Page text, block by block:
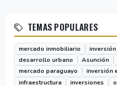
TEMAS POPULARES
mercado inmobiliario
desarrollo urbano
Asunción
mercado paraguayo
inversión
infraestructura
inversiones